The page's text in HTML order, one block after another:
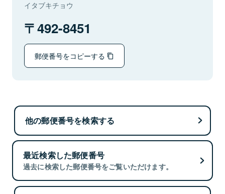
イタブキチョウ
492-8451
郵便番号をコピーする
他の郵便番号を検索する
最近検索した郵便番号
過去に検索した郵便番号をご覧いただけます。